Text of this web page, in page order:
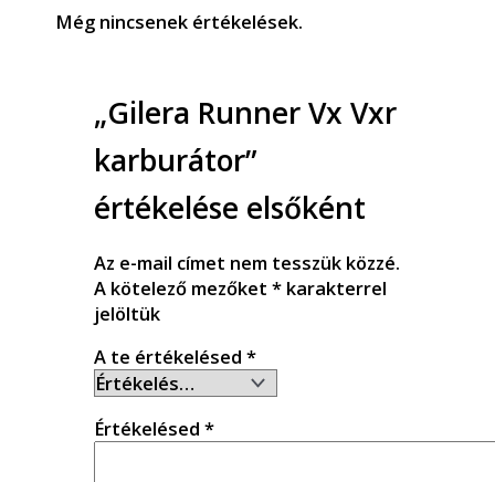
Még nincsenek értékelések.
„Gilera Runner Vx Vxr
karburátor”
értékelése elsőként
Az e-mail címet nem tesszük közzé.
A kötelező mezőket *karakterrel
jelöltük
A te értékelésed *
Értékelésed *